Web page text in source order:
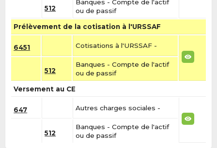
512
Banques - Compte de l'actif
ou de passif
Prélèvement de la cotisation à l'URSSAF
6451 Cotisations à l'URSSAF -
512
Banques - Compte de l'actif
ou de passif
Versement au CE
647 Autres charges sociales -
512
Banques - Compte de l'actif
ou de passif